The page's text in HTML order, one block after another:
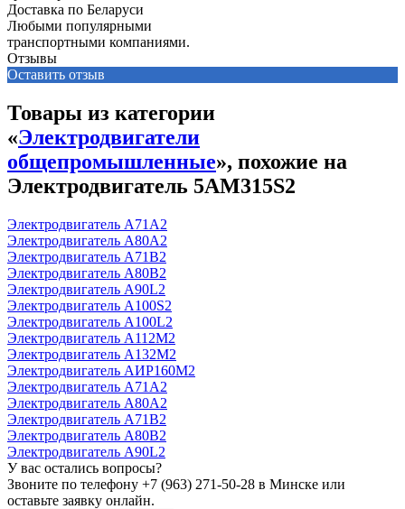
Доставка по Беларуси
Любыми популярными
транспортными компаниями.
Отзывы
Оставить отзыв
Товары из категории
«Электродвигатели
общепромышленные», похожие на
Электродвигатель 5АМ315S2
Электродвигатель А71А2
Электродвигатель А80А2
Электродвигатель А71В2
Электродвигатель А80В2
Электродвигатель А90L2
Электродвигатель А100S2
Электродвигатель А100L2
Электродвигатель А112М2
Электродвигатель А132М2
Электродвигатель АИР160М2
Электродвигатель А71А2
Электродвигатель А80А2
Электродвигатель А71В2
Электродвигатель А80В2
Электродвигатель А90L2
У вас остались вопросы?
Звоните по телефону +7 (963) 271-50-28 в Минске или
оставьте заявку онлайн.